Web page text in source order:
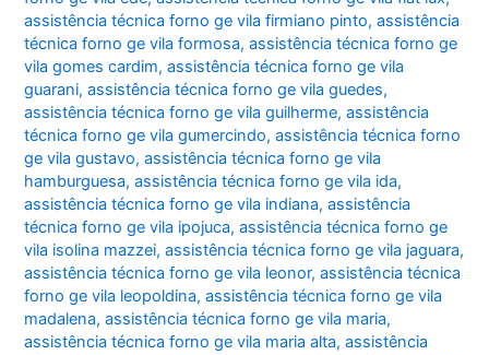
assistência técnica forno ge vila firmiano pinto,assistência
técnica forno ge vila formosa,assistência técnica forno ge
vila gomes cardim,assistência técnica forno ge vila
guarani,assistência técnica forno ge vila guedes,
assistência técnica forno ge vila guilherme,assistência
técnica forno ge vila gumercindo,assistência técnica forno
ge vila gustavo,assistência técnica forno ge vila
hamburguesa,assistência técnica forno ge vila ida,
assistência técnica forno ge vila indiana,assistência
técnica forno ge vila ipojuca,assistência técnica forno ge
vila isolina mazzei,assistência técnica forno ge vila jaguara,
assistência técnica forno ge vila leonor,assistência técnica
forno ge vila leopoldina,assistência técnica forno ge vila
madalena,assistência técnica forno ge vila maria,
assistência técnica forno ge vila maria alta,assistência